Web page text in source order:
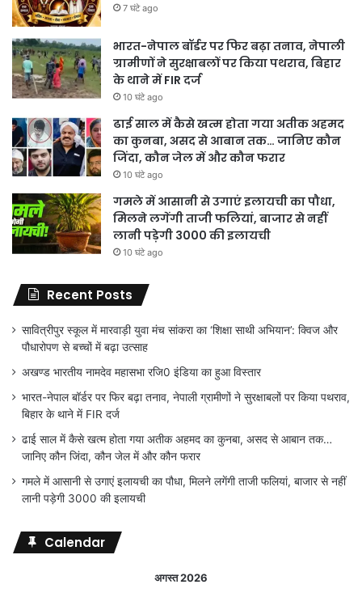
7 घंटे ago
भारत-नेपाल बॉर्डर पर फिर बढ़ा तनाव, नेपाली
ग्रामीणों ने सुरक्षाबलों पर किया पथराव, बिहार
के थाने में FIR दर्ज
10 घंटे ago
ढाई साल में कैसे खत्म होता गया अतीक अहमद
का कुनबा, असद से आबान तक… जानिए कौन
जिंदा, कौन जेल में और कौन फरार
10 घंटे ago
गमले में आसानी से उगाएं इलायची का पौधा,
मिलने लगेंगी ताजी फलियां, बाजार से नहीं
लानी पड़ेगी 3000 की इलायची
10 घंटे ago
Recent Posts
सावित्रीपुर स्कूल में मारवाड़ी युवा मंच सांकरा का ‘शिक्षा साथी अभियान’: क्विज और
पौधारोपण से बच्चों में बढ़ा उत्साह
अखण्ड भारतीय नामदेव महासभा रजि0 इंडिया का हुआ विस्तार
भारत-नेपाल बॉर्डर पर फिर बढ़ा तनाव, नेपाली ग्रामीणों ने सुरक्षाबलों पर किया पथराव,
बिहार के थाने में FIR दर्ज
ढाई साल में कैसे खत्म होता गया अतीक अहमद का कुनबा, असद से आबान तक…
जानिए कौन जिंदा, कौन जेल में और कौन फरार
गमले में आसानी से उगाएं इलायची का पौधा, मिलने लगेंगी ताजी फलियां, बाजार से नहीं
लानी पड़ेगी 3000 की इलायची
Calendar
अगस्त 2026